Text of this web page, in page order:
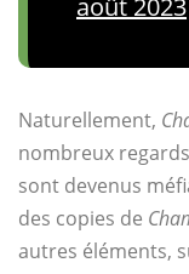
Naturellement,
nombreux
sont devenus
des copies de
autres éléments,